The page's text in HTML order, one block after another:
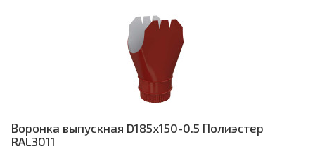
Воронка выпускная D185х150-0.5 Полиэстер
RAL3011